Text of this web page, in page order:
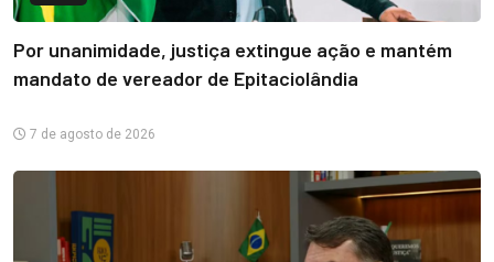
Por unanimidade, justiça extingue ação e mantém
mandato de vereador de Epitaciolândia
7 de agosto de 2026